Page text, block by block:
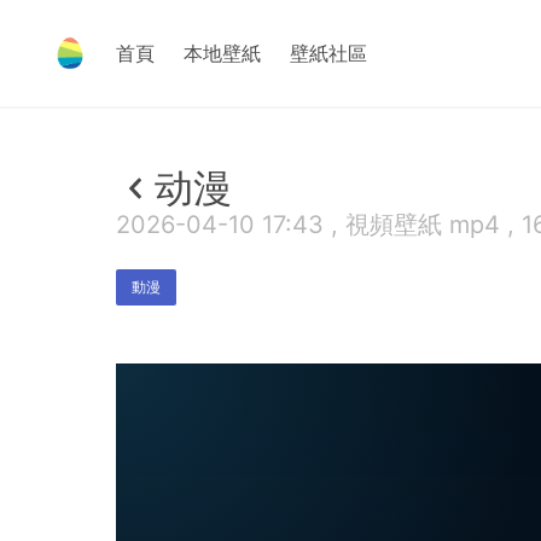
首頁 本地壁紙 壁紙社區
动漫
2026-04-10 17:43 , 視頻壁紙 mp4 ,
動漫